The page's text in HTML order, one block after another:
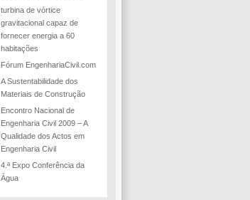
turbina de vórtice
gravitacional capaz de
fornecer energia a 60
habitações
Fórum EngenhariaCivil.com
A Sustentabilidade dos
Materiais de Construção
Encontro Nacional de
Engenharia Civil 2009 – A
Qualidade dos Actos em
Engenharia Civil
4.ª Expo Conferência da
Água